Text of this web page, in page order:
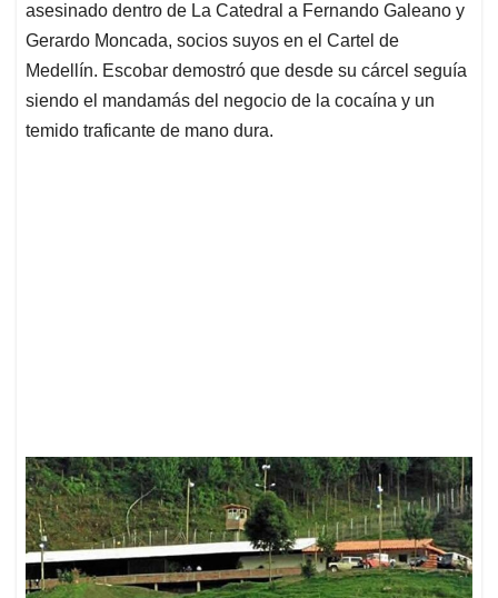
asesinado dentro de La Catedral a Fernando Galeano y
Gerardo Moncada, socios suyos en el Cartel de
Medellín. Escobar demostró que desde su cárcel seguía
siendo el mandamás del negocio de la cocaína y un
temido traficante de mano dura.